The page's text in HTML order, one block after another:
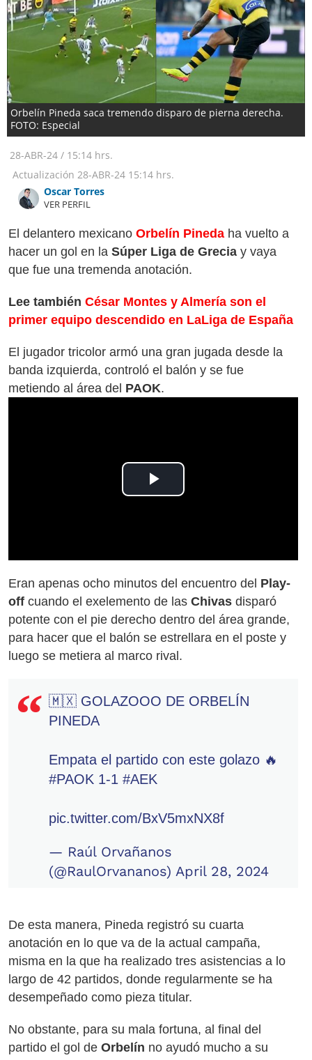
Orbelín Pineda saca tremendo disparo de pierna derecha.
FOTO: Especial
28-ABR-24 / 15:14 hrs.
Actualización 28-ABR-24 15:14 hrs.
Oscar Torres
VER PERFIL
El delantero mexicano Orbelín Pineda ha vuelto a
hacer un gol en la Súper Liga de Grecia y vaya
que fue una tremenda anotación.
Lee también César Montes y Almería son el
primer equipo descendido en LaLiga de España
El jugador tricolor armó una gran jugada desde la
banda izquierda, controló el balón y se fue
metiendo al área del PAOK.
Play
Eran apenas ocho minutos del encuentro del Play-
off cuando el exelemento de las Chivas disparó
potente con el pie derecho dentro del área grande,
para hacer que el balón se estrellara en el poste y
luego se metiera al marco rival.
🇲🇽 GOLAZOOO DE ORBELÍN
PINEDA
Empata el partido con este golazo 🔥
#PAOK 1-1 #AEK
pic.twitter.com/BxV5mxNX8f
— Raúl Orvañanos
(@RaulOrvananos) April 28, 2024
De esta manera, Pineda registró su cuarta
anotación en lo que va de la actual campaña,
misma en la que ha realizado tres asistencias a lo
largo de 42 partidos, donde regularmente se ha
desempeñado como pieza titular.
No obstante, para su mala fortuna, al final del
partido el gol de Orbelín no ayudó mucho a su